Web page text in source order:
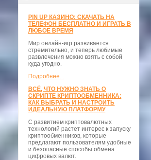
PIN UP КАЗИНО: СКАЧАТЬ НА
ТЕЛЕФОН БЕСПЛАТНО И ИГРАТЬ В
ЛЮБОЕ ВРЕМЯ
Мир онлайн-игр развивается
стремительно, и теперь любимые
развлечения можно взять с собой
куда угодно.
Подробнее...
ВСЁ, ЧТО НУЖНО ЗНАТЬ О
СКРИПТЕ КРИПТООБМЕННИКА:
КАК ВЫБРАТЬ И НАСТРОИТЬ
ИДЕАЛЬНУЮ ПЛАТФОРМУ
С развитием криптовалютных
технологий растет интерес к запуску
криптообменников, которые
предлагают пользователям удобные
и безопасные способы обмена
цифровых валют.